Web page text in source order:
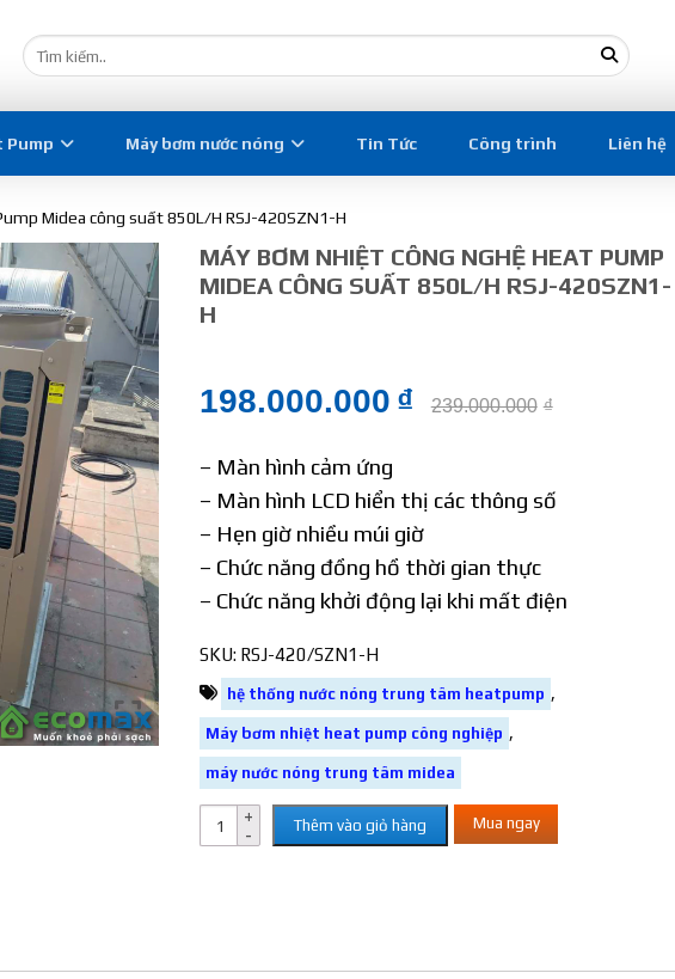
Pump Máy bơm nước nóng Tin Tức Công trình Liên hệ
Midea công suất 850L/H RSJ-420SZN1-H
MÁY BƠM NHIỆT CÔNG NGHỆ HEAT PUMP
MIDEA CÔNG SUẤT 850L/H RSJ-420SZN1-
H
198.000.000 ₫ 239.000.000 ₫
– Màn hình cảm ứng
– Màn hình LCD hiển thị các thông số
– Hẹn giờ nhiều múi giờ
– Chức năng đồng hồ thời gian thực
– Chức năng khởi động lại khi mất điện
SKU: RSJ-420/SZN1-H
hệ thống nước nóng trung tâm heatpump ,
Máy bơm nhiệt heat pump công nghiệp ,
máy nước nóng trung tâm midea
Thêm vào giỏ hàng Mua ngay